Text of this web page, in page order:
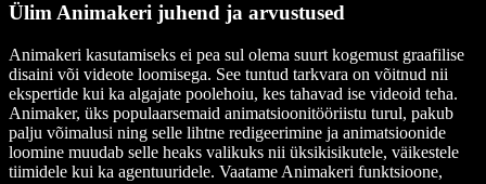
Ülim Animakeri juhend ja arvustused
Animakeri kasutamiseks ei pea sul olema suurt kogemust graafilise
disaini või videote loomisega. See tuntud tarkvara on võitnud nii
ekspertide kui ka algajate poolehoiu, kes tahavad ise videoid teha.
Animaker, üks populaarsemaid animatsioonitööriistu turul, pakub
palju võimalusi ning selle lihtne redigeerimine ja animatsioonide
loomine muudab selle heaks valikuks nii üksikisikutele, väikestele
tiimidele kui ka agentuuridele. Vaatame Animakeri funktsioone,